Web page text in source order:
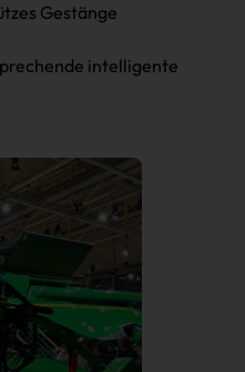
Gestänge
intelligente